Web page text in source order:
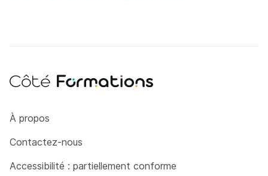
Côté Formations
À propos
Contactez-nous
Accessibilité : partiellement conforme